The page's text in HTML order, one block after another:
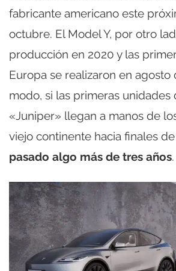
fabricante americano este
octubre. El Model Y, por otro
producción en 2020 y las
Europa se realizaron en agosto
modo, si las primeras unidades
«Juniper» llegan a manos de
viejo continente hacia finales de
pasado algo más de tres años.